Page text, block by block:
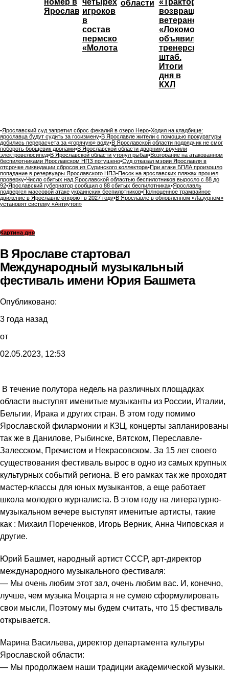
номер в
Ярославле
четырёх
игроков
в
состав
пермского
«Молота»
области «Трактор»
возвращает
ветеранов,
«Локомотив»
объявил
тренерский
штаб.
Итоги
дня в
КХЛ
•Ярославский суд запретил сброс фекалий в озеро Неро•Ходил на кладбище:
ярославца будут судить за госизмену•В Ярославле жители с помощью прокуратуры
добились перерасчета за «горячую» воду•В Ярославской области подрядчик не смог
побороть борщевик дронами•В Ярославской области дворнику вручили
электровелосипед•В Ярославской области утонул рыбак•Возгорание на атакованном
беспилотниками Ярославском НПЗ потушено•Суд отказал мэрии Ярославля в
отсрочке ликвидации сбросов из Суринского коллектора•При атаке БПЛА произошло
попадание в резервуары Ярославского НПЗ•Песок на ярославских пляжах прошел
проверку•Число сбитых над Ярославской областью беспилотников выросло с 88 до
92•Ярославский губернатор сообщил о 88 сбитых беспилотниках•Ярославль
подвергся массовой атаке украинских беспилотников•Полноценное трамвайное
движение в Ярославле откроют в 2027 году•В Ярославле в обновленном «Лазурном»
установят систему «Антиутоп»
Картина дня
В Ярославе стартовал
Международный музыкальный
фестиваль имени Юрия Башмета
Опубликовано:
3 года назад
от
02.05.2023, 12:53
В течение полутора недель на различных площадках
области выступят именитые музыканты из России, Италии,
Бельгии, Ирака и других стран. В этом году помимо
Ярославской филармонии и КЗЦ, концерты запланированы
так же в Данилове, Рыбинске, Вятском, Переславле-
Залесском, Пречистом и Некрасовском. За 15 лет своего
существования фестиваль вырос в одно из самых крупных
культурных событий региона. В его рамках так же проходят
мастер-классы для юных музыкантов, а еще работает
школа молодого журналиста. В этом году на литературно-
музыкальном вечере выступят именитые артисты, такие
как : Михаил Пореченков, Игорь Верник, Анна Чиповская и
другие.
Юрий Башмет, народный артист СССР, арт-директор
международного музыкального фестиваля:
— Мы очень любим этот зал, очень любим вас. И, конечно,
лучше, чем музыка Моцарта я не сумею сформулировать
свои мысли, Поэтому мы будем считать, что 15 фестиваль
открывается.
Марина Васильева, директор департамента культуры
Ярославской области:
— Мы продолжаем наши традиции академической музыки.